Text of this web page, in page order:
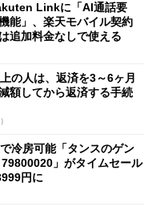
Linkに「AI通話要
能」、楽天モバイル契約
追加料金なしで使える
の人は、返済を3～6ヶ月
額してから返済する手続
冷房可能「タンスのゲン
」がタイムセール
円に